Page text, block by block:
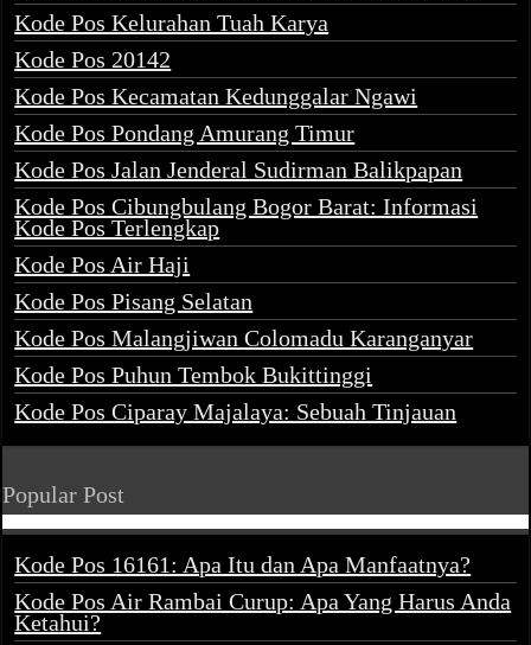
Kode Pos Kelurahan Tuah Karya
Kode Pos 20142
Kode Pos Kecamatan Kedunggalar Ngawi
Kode Pos Pondang Amurang Timur
Kode Pos Jalan Jenderal Sudirman Balikpapan
Kode Pos Cibungbulang Bogor Barat: Informasi
Kode Pos Terlengkap
Kode Pos Air Haji
Kode Pos Pisang Selatan
Kode Pos Malangjiwan Colomadu Karanganyar
Kode Pos Puhun Tembok Bukittinggi
Kode Pos Ciparay Majalaya: Sebuah Tinjauan
Popular Post
Kode Pos 16161: Apa Itu dan Apa Manfaatnya?
Kode Pos Air Rambai Curup: Apa Yang Harus Anda
Ketahui?